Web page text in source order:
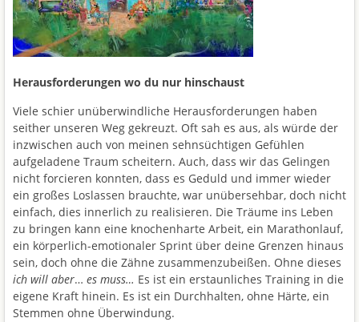
Herausforderungen wo du nur hinschaust
Viele schier unüberwindliche Herausforderungen haben
seither unseren Weg gekreuzt. Oft sah es aus, als würde der
inzwischen auch von meinen sehnsüchtigen Gefühlen
aufgeladene Traum scheitern. Auch, dass wir das Gelingen
nicht forcieren konnten, dass es Geduld und immer wieder
ein großes Loslassen brauchte, war unübersehbar, doch nicht
einfach, dies innerlich zu realisieren. Die Träume ins Leben
zu bringen kann eine knochenharte Arbeit, ein Marathonlauf,
ein körperlich-emotionaler Sprint über deine Grenzen hinaus
sein, doch ohne die Zähne zusammenzubeißen. Ohne dieses
ich will aber… es muss… Es ist ein erstaunliches Training in die
eigene Kraft hinein. Es ist ein Durchhalten, ohne Härte, ein
Stemmen ohne Überwindung.